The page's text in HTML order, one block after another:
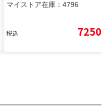
マイストア在庫： 4796
税込 7250